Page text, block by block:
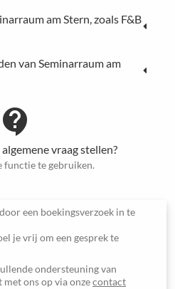
am Stern, zoals F&B
van Seminarraum am
contact_support
vraag stellen?
functie te gebruiken.
een boekingsverzoek in te
je vrij om een gesprek te
ondersteuning van
met ons op via onzecontact